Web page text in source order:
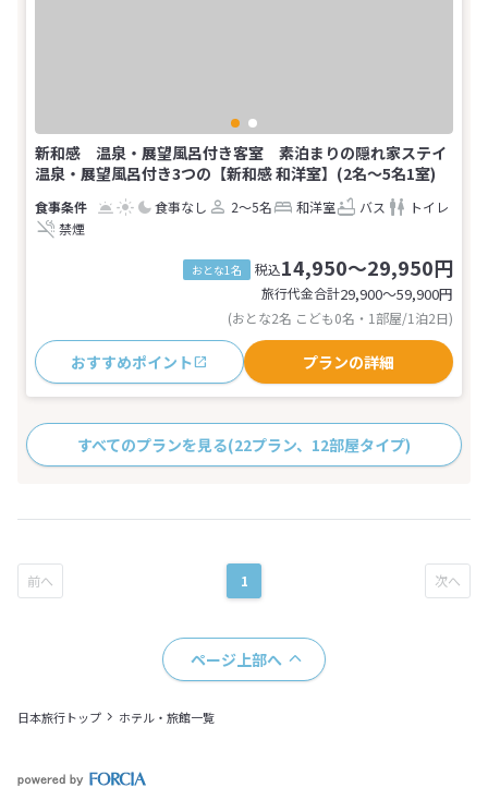
新和感 温泉・展望風呂付き客室 素泊まりの隠れ家ステイ
温泉・展望風呂付き3つの【新和感 和洋室】(2名～5名1室)
食事なし 2～5名 和洋室 バス
トイレ
禁煙
おとな1名 税込14,950～29,950円
旅行代金合計29,900〜59,900円
(おとな2名 こども0名・1部屋/1泊2日)
おすすめポイント プランの詳細
すべてのプランを見る(22プラン、12部屋タイプ)
1
ページ上部へ
日本旅行トップ ホテル・旅館一覧